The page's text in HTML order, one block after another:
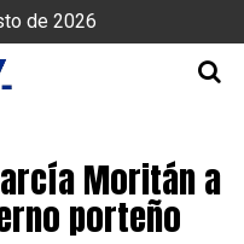
de 2026
Moritán a
porteño